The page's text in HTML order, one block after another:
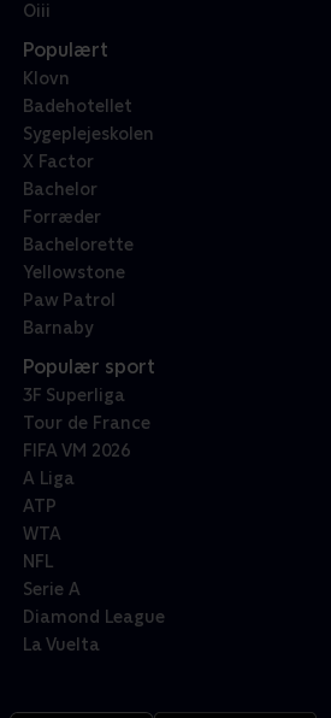
Oiii
Populært
Klovn
Badehotellet
Sygeplejeskolen
X Factor
Bachelor
Forræder
Bachelorette
Yellowstone
Paw Patrol
Barnaby
Populær sport
3F Superliga
Tour de France
FIFA VM 2026
A Liga
ATP
WTA
NFL
Serie A
Diamond League
La Vuelta